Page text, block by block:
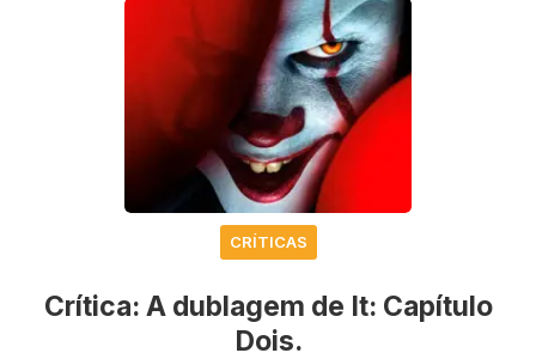
CRÍTICAS
Crítica: A dublagem de It: Capítulo
Dois.